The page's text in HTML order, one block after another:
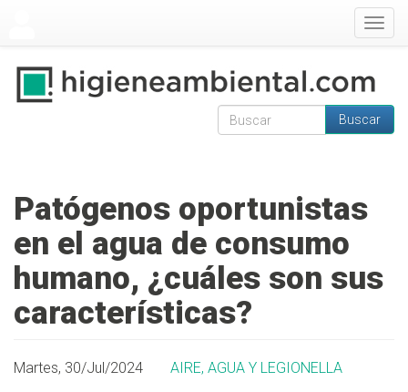
Formulario de
Buscar
Patógenos oportunistas
en el agua de consumo
humano, ¿cuáles son sus
características?
Martes, 30/Jul/2024 AIRE, AGUA Y LEGIONELLA